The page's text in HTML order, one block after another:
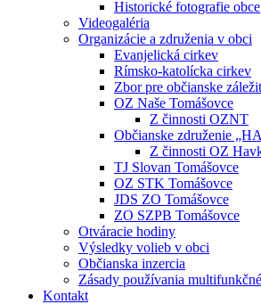
Historické fotografie obce
Videogaléria
Organizácie a združenia v obci
Evanjelická cirkev
Rímsko-katolícka cirkev
Zbor pre občianske
OZ Naše Tomášovce
Z činnosti OZNT
Občianske združenie
Z činnosti OZ
TJ Slovan Tomášovce
OZ STK Tomášovce
JDS ZO Tomášovce
ZO SZPB Tomášovce
Otváracie hodiny
Výsledky volieb v obci
Občianska inzercia
Zásady používania
Kontakt